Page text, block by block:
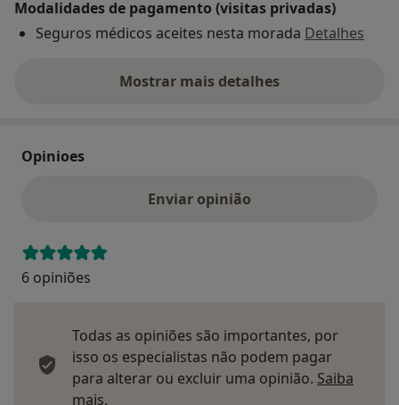
Modalidades de pagamento (visitas privadas)
Seguros médicos aceites nesta morada Detalhes
Mostrar mais detalhes
sobre o endereço
Opinioes
Enviar opinião
6 opiniões
Todas as opiniões são importantes, por
isso os especialistas não podem pagar
para alterar ou excluir uma opinião. Saiba
mais.